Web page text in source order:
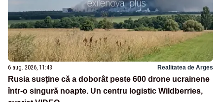
6 aug. 2026, 11:43 Realitatea de Arges
Rusia susține că a doborât peste 600 drone ucrainene
într-o singură noapte. Un centru logistic Wildberries,